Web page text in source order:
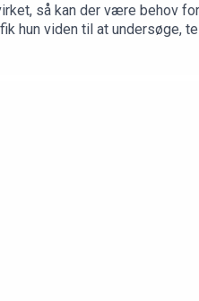
så kan der være behov
hun viden til at undersøge,
der kan hjælpe både før, under